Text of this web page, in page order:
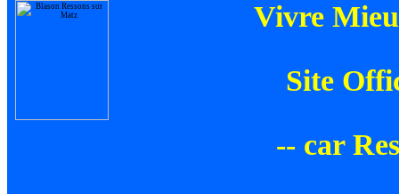
Vivre
Site
-- car